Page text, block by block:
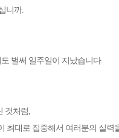
니까.
벌써 일주일이 지났습니다.
것처럼,
최대로 집중해서 여러분의 실